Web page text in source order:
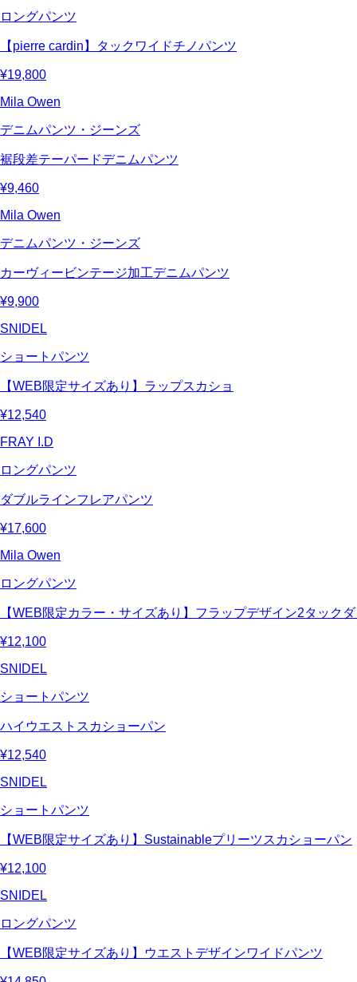
ロングパンツ
【pierre cardin】タックワイドチノパンツ
¥19,800
Mila Owen
デニムパンツ・ジーンズ
裾段差テーパードデニムパンツ
¥9,460
Mila Owen
デニムパンツ・ジーンズ
カーヴィービンテージ加工デニムパンツ
¥9,900
SNIDEL
ショートパンツ
【WEB限定サイズあり】ラップスカショ
¥12,540
FRAY I.D
ロングパンツ
ダブルラインフレアパンツ
¥17,600
Mila Owen
ロングパンツ
【WEB限定カラー・サイズあり】フラップデザイン2タック
¥12,100
SNIDEL
ショートパンツ
ハイウエストスカショーパン
¥12,540
SNIDEL
ショートパンツ
【WEB限定サイズあり】Sustainableプリーツスカショーパン
¥12,100
SNIDEL
ロングパンツ
【WEB限定サイズあり】ウエストデザインワイドパンツ